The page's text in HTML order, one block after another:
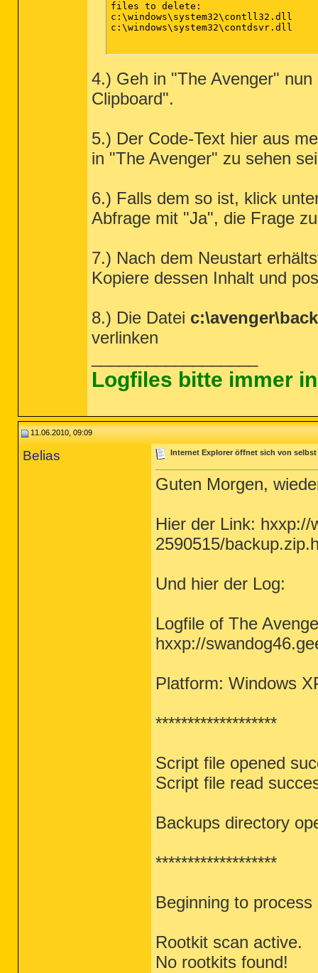
files to delete:
c:\windows\system32\contll32.dll
c:\windows\system32\contdsvr.dll
4.) Geh in "The Avenger"
Clipboard".
5.) Der Code-Text hier aus
in "The Avenger" zu sehen
6.) Falls dem so ist, klick
Abfrage mit "Ja", die Frage
7.) Nach dem Neustart
Kopiere dessen Inhalt und
8.) Die Datei
verlinken
Logfiles bitte immer
11.06.2010, 09:09
Belias Internet Explorer öffnet sich von selbst
Guten Morgen,
Hier der Link: hxxp://
2590515/
Und hier der Log:
Logfile of The
hxxp://
Platform: Windows
*******************
Script file opened
Script file read
Backups directory
*******************
Beginning to
Rootkit scan active.
No rootkits found!